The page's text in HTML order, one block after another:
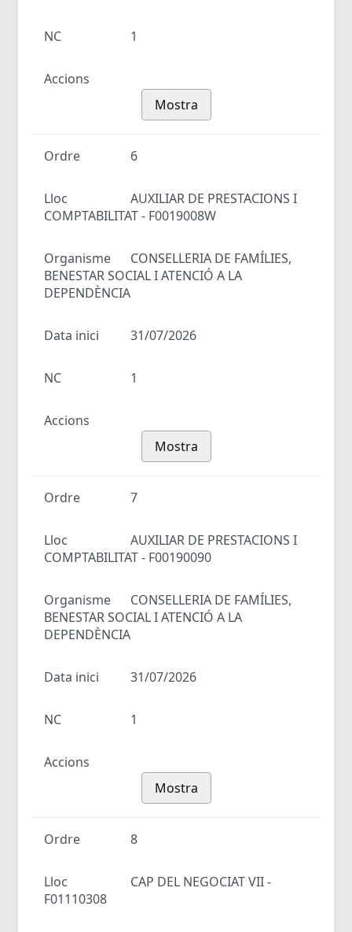
NC 1
Accions
Mostra
Ordre 6
Lloc
AUXILIAR DE PRESTACIONS I
COMPTABILITAT - F0019008W
Organisme
CONSELLERIA DE FAMÍLIES,
BENESTAR SOCIAL I ATENCIÓ A LA
DEPENDÈNCIA
Data inici 31/07/2026
NC 1
Accions
Mostra
Ordre 7
Lloc
AUXILIAR DE PRESTACIONS I
COMPTABILITAT - F00190090
Organisme
CONSELLERIA DE FAMÍLIES,
BENESTAR SOCIAL I ATENCIÓ A LA
DEPENDÈNCIA
Data inici 31/07/2026
NC 1
Accions
Mostra
Ordre 8
Lloc
CAP DEL NEGOCIAT VII -
F01110308